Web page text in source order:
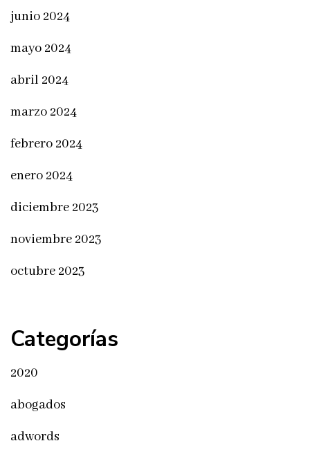
junio 2024
mayo 2024
abril 2024
marzo 2024
febrero 2024
enero 2024
diciembre 2023
noviembre 2023
octubre 2023
Categorías
2020
abogados
adwords